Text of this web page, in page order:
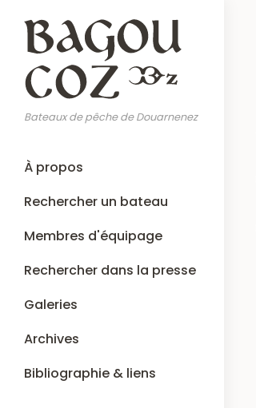
contenu
principal
Bateaux de pêche de Douarnenez
Main
navigation
À propos
Rechercher un bateau
Membres d'équipage
Rechercher dans la presse
Galeries
Archives
Bibliographie & liens